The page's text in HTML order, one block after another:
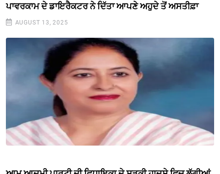
ਪਾਵਰਕਾਮ ਦੇ ਡਾਇਰੈਕਟਰ ਨੇ ਦਿੱਤਾ ਆਪਣੇ ਅਹੁਦੇ ਤੋਂ ਅਸਤੀਫ਼ਾ
AUGUST 13, 2025